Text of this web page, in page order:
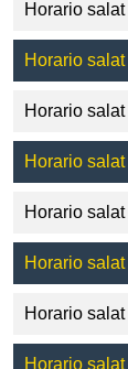
Horario
Horario
Horario
Horario
Horario
Horario
Horario
Horario